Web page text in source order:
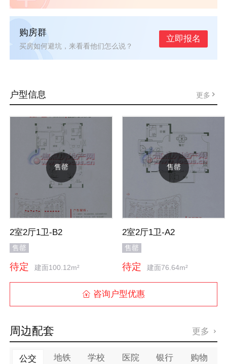
购房群
买房如何避坑，来看看他们怎么说？
立即报名
户型信息 更多
售罄
2室2厅1卫-B2
售罄
待定 建面100.12m²
售罄
2室2厅1卫-A2
售罄
待定 建面76.64m²
 咨询户型优惠
周边配套 更多 
公交 地铁 学校 医院 银行 购物